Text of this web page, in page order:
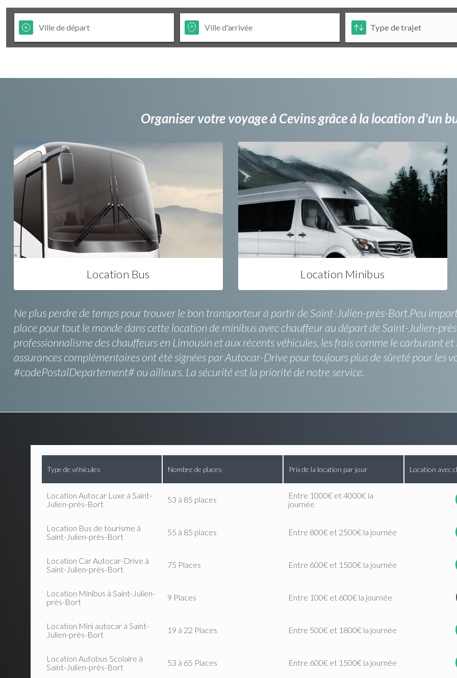
Organiser votre voyage à Cevins grâce à la location d'un
Location Bus Location Minibus
Ne plus perdre de temps pour trouver le bon transporteur à partir de Saint-Julien-près-Bort.Peu
place pour tout le monde dans cette location de minibus avec chauffeur au départ de Saint-Julien-
professionnalisme des chauffeurs en Limousin et aux récents véhicules, les frais comme le carburant
assurances complémentaires ont été signées par Autocar-Drive pour toujours plus de sûreté pour les
#codePostalDepartement# ou ailleurs. La sécurité est la priorité de notre service.
Type de véhicules Nombre de places Prix de la location par jour Location avec
Location Autocar Luxe à Saint-
Julien-près-Bort
53 à 85 places
Entre 1000€ et 4000€ la
journée
Location Bus de tourisme à
Saint-Julien-près-Bort
55 à 85 places Entre 800€ et 2500€ la journée
Location Car Autocar-Drive à
Saint-Julien-près-Bort
75 Places Entre 600€ et 1500€ la journée
Location Minibus à Saint-Julien-
près-Bort
9 Places Entre 100€ et 600€ la journée
Location Mini autocar à Saint-
Julien-près-Bort
19 à 22 Places Entre 500€ et 1800€ la journée
Location Autobus Scolaire à
Saint-Julien-près-Bort
53 à 65 Places Entre 600€ et 1500€ la journée